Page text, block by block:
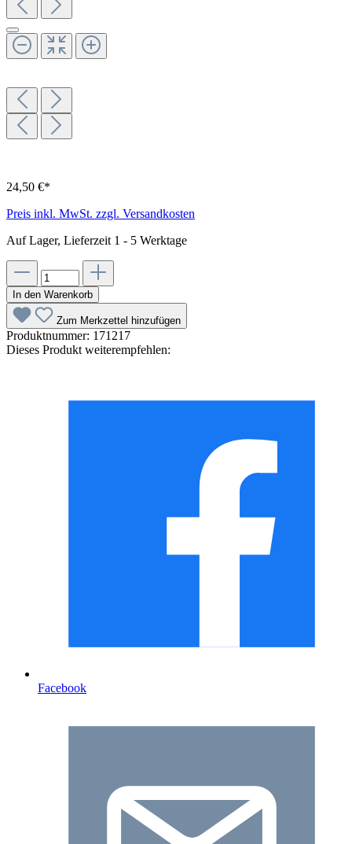
24,50 €*
Preis inkl. MwSt. zzgl. Versandkosten
Auf Lager, Lieferzeit 1 - 5 Werktage
In den Warenkorb
Zum Merkzettel hinzufügen
Produktnummer: 171217
Dieses Produkt weiterempfehlen:
Facebook